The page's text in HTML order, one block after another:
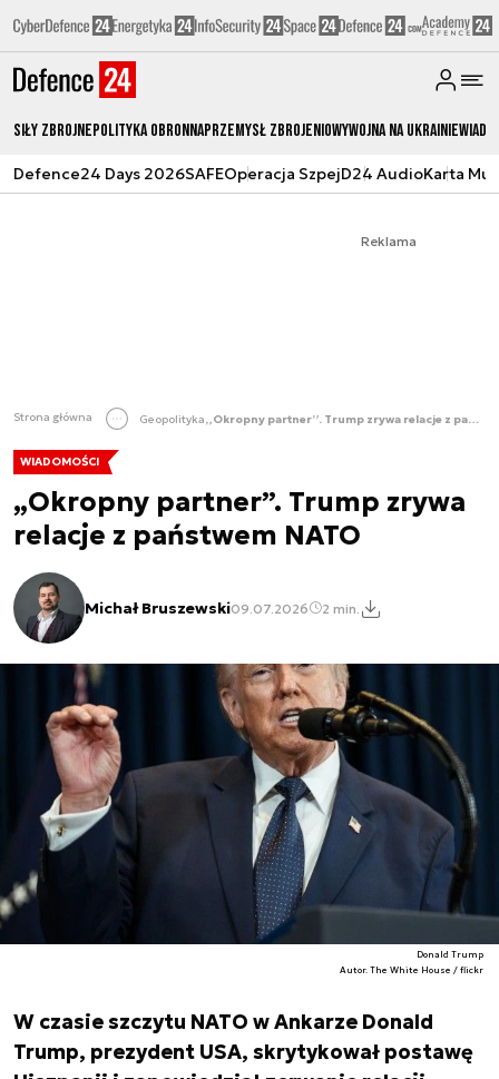
Siły zbrojnePolityka obronnaPrzemysł ZbrojeniowyWojna na Ukrainie
Defence24 Days 2026SAFEOperacja SzpejD24 AudioKarta
Reklama
Strona główna Geopolityka „Okropny partner”. Trump zrywa relacje z państwem NATO
WIADOMOŚCI
„Okropny partner”. Trump zrywa
relacje z państwem NATO
Michał Bruszewski09.07.2026 2 min.
Donald Trump
Autor. The White House / flickr
W czasie szczytu NATO w Ankarze Donald
Trump, prezydent USA, skrytykował postawę